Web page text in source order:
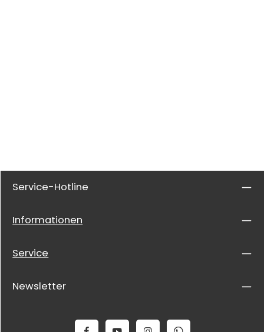
Service-Hotline
Informationen
Service
Newsletter